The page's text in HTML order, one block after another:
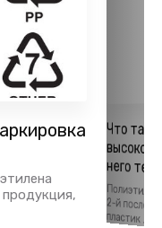
Что
высокой
него
2-й после полиэтилентерефталата пластик ...